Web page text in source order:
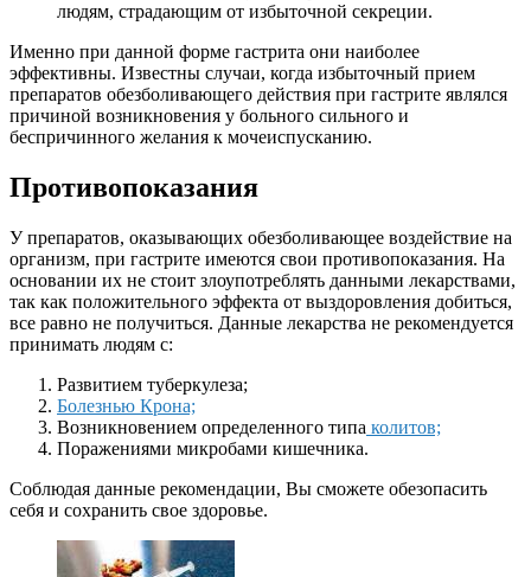
людям, страдающим от избыточной секреции.
Именно при данной форме гастрита они наиболее
эффективны. Известны случаи, когда избыточный прием
препаратов обезболивающего действия при гастрите являлся
причиной возникновения у больного сильного и
беспричинного желания к мочеиспусканию.
Противопоказания
У препаратов, оказывающих обезболивающее воздействие на
организм, при гастрите имеются свои противопоказания. На
основании их не стоит злоупотреблять данными лекарствами,
так как положительного эффекта от выздоровления добиться,
все равно не получиться. Данные лекарства не рекомендуется
принимать людям с:
Развитием туберкулеза;
Болезнью Крона;
Возникновением определенного типа колитов;
Поражениями микробами кишечника.
Соблюдая данные рекомендации, Вы сможете обезопасить
себя и сохранить свое здоровье.